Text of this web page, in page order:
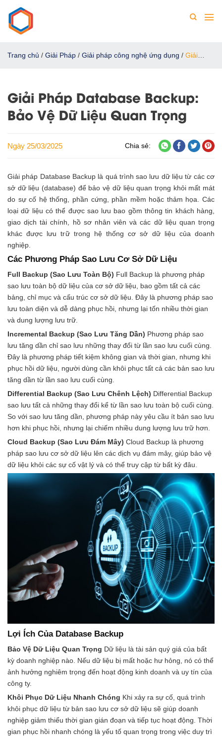
đến
nội
Trang chủ / Giải Pháp / Giải pháp công nghệ ứng dụng / Giải
Giải Pháp Database Backup:
Bảo Vệ Dữ Liệu Quan Trọng
Ngày 25/03/2025 Chia sẻ:
Giải pháp Database Backup là quá trình sao lưu dữ liệu từ các cơ
sở dữ liệu (database) để bảo vệ dữ liệu quan trọng khỏi mất mát
do sự cố hệ thống, phần cứng, phần mềm hoặc thảm họa. Các
loại dữ liệu có thể được sao lưu bao gồm thông tin khách hàng,
giao dịch tài chính, hồ sơ nhân viên và các dữ liệu quan trọng
khác được lưu trữ trong hệ thống cơ sở dữ liệu của doanh
nghiệp.
Các Phương Pháp Sao Lưu Cơ Sở Dữ Liệu
Full Backup (Sao Lưu Toàn Bộ) Full Backup là phương pháp
sao lưu toàn bộ dữ liệu của cơ sở dữ liệu, bao gồm tất cả các
bảng, chỉ mục và cấu trúc cơ sở dữ liệu. Đây là phương pháp sao
lưu toàn diện và dễ dàng phục hồi, nhưng lại tốn nhiều thời gian
và dung lượng lưu trữ.
Incremental Backup (Sao Lưu Tăng Dần) Phương pháp sao
lưu tăng dần chỉ sao lưu những thay đổi từ lần sao lưu cuối cùng.
Đây là phương pháp tiết kiệm không gian và thời gian, nhưng khi
phục hồi dữ liệu, người dùng cần khôi phục tất cả các bản sao lưu
tăng dần từ lần sao lưu cuối cùng.
Differential Backup (Sao Lưu Chênh Lệch) Differential Backup
sao lưu tất cả những thay đổi kể từ lần sao lưu toàn bộ cuối cùng.
So với sao lưu tăng dần, phương pháp này yêu cầu ít bản sao lưu
hơn khi phục hồi, nhưng lại chiếm nhiều dung lượng lưu trữ hơn.
Cloud Backup (Sao Lưu Đám Mây) Cloud Backup là phương
pháp sao lưu cơ sở dữ liệu lên các dịch vụ đám mây, giúp bảo vệ
dữ liệu khỏi các sự cố vật lý và có thể truy cập từ bất kỳ đâu.
Lợi Ích Của Database Backup
Bảo Vệ Dữ Liệu Quan Trọng Dữ liệu là tài sản quý giá của bất
kỳ doanh nghiệp nào. Nếu dữ liệu bị mất hoặc hư hỏng, nó có thể
ảnh hưởng nghiêm trọng đến hoạt động kinh doanh và uy tín của
công ty.
Khôi Phục Dữ Liệu Nhanh Chóng Khi xảy ra sự cố, quá trình
khôi phục dữ liệu từ bản sao lưu cơ sở dữ liệu sẽ giúp doanh
nghiệp giảm thiểu thời gian gián đoạn và tiếp tục hoạt động. Thời
gian phục hồi nhanh chóng là yếu tố quan trọng trong việc duy trì